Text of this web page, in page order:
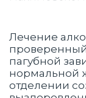
Лечение
проверенный
пагубной
нормальной
отделении